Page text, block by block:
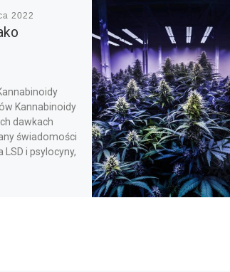
2022
Kannabinoidy
dawkach
świadomości
i psylocyny,